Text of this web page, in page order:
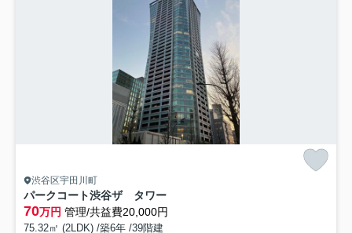
渋谷区宇田川町
パークコート渋谷ザ タワー
70万円 管理/共益費20,000円
75.32㎡ (2LDK) /築6年 /39階建